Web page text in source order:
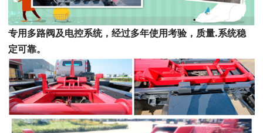
专用多路阀及电控系统，经过多年使用考验，质量.系统稳
定可靠。